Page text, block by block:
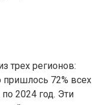
трех регионов:
пришлось 72% всех
2024 год. Эти